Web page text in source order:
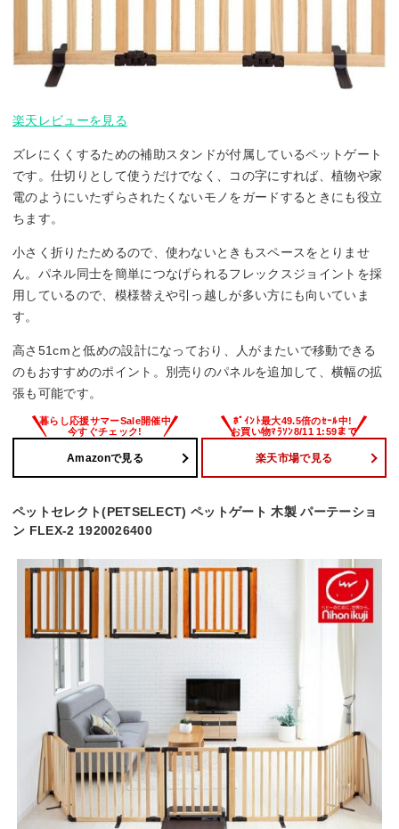
楽天レビューを見る
ズレにくくするための補助スタンドが付属しているペットゲート
です。仕切りとして使うだけでなく、コの字にすれば、植物や家
電のようにいたずらされたくないモノをガードするときにも役立
ちます。
小さく折りたためるので、使わないときもスペースをとりませ
ん。パネル同士を簡単につなげられるフレックスジョイントを採
用しているので、模様替えや引っ越しが多い方にも向いていま
す。
高さ51cmと低めの設計になっており、人がまたいで移動できる
のもおすすめのポイント。別売りのパネルを追加して、横幅の拡
張も可能です。
Amazonで見る 楽天市場で見る
ペットセレクト(PETSELECT) ペットゲート 木製 パーテーショ
ン FLEX-2 1920026400